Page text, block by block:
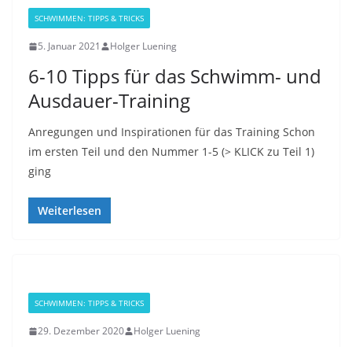
SCHWIMMEN: TIPPS & TRICKS
5. Januar 2021 Holger Luening
6-10 Tipps für das Schwimm- und
Ausdauer-Training
Anregungen und Inspirationen für das Training Schon
im ersten Teil und den Nummer 1-5 (> KLICK zu Teil 1)
ging
Weiterlesen
SCHWIMMEN: TIPPS & TRICKS
29. Dezember 2020 Holger Luening